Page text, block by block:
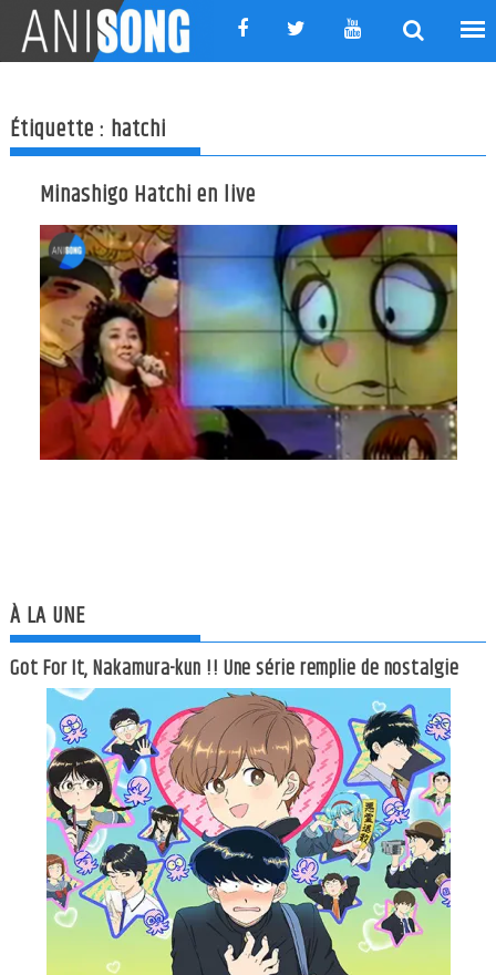
content
Étiquette : hatchi
Minashigo Hatchi en live
À LA UNE
Got For It, Nakamura-kun !! Une série remplie de nostalgie